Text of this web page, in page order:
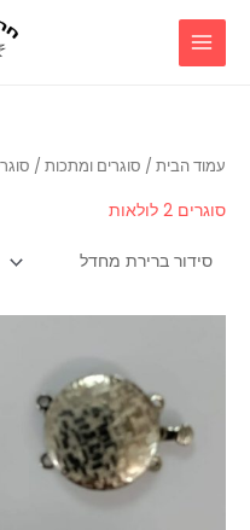
דילוג
עמוד הבית / סוגרים ומתכות / סוגרים 2
סוגרים 2 לולאות